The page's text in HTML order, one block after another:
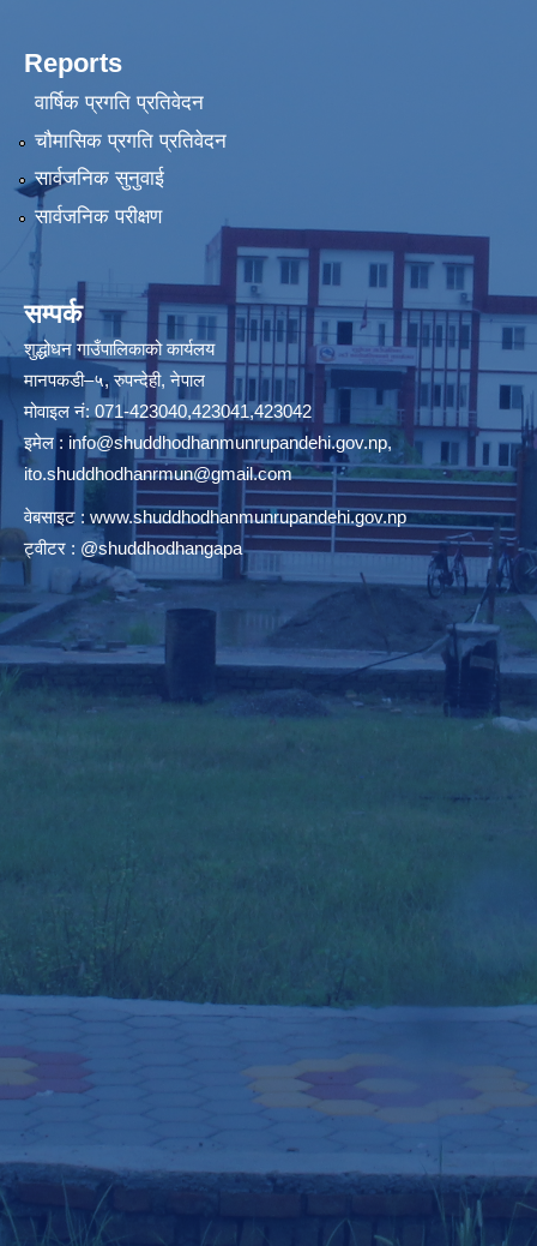
Reports
वार्षिक प्रगति प्रतिवेदन
चौमासिक प्रगति प्रतिवेदन
सार्वजनिक सुनुवाई
सार्वजनिक परीक्षण
सम्पर्क
शुद्धोधन गाउँपालिकाको कार्यलय
मानपकडी–५, रुपन्देही, नेपाल
मोवाइल नं: 071-423040,423041,423042
इमेल : info@shuddhodhanmunrupandehi.gov.np,
ito.shuddhodhanrmun@gmail.com
वेबसाइट : www.shuddhodhanmunrupandehi.gov.np
ट्वीटर : @shuddhodhangapa